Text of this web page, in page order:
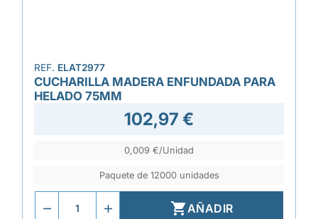
REF. ELAT2977
CUCHARILLA MADERA ENFUNDADA PARA
HELADO 75MM
102,97 €
0,009 €/Unidad
Paquete de 12000 unidades
AÑADIR